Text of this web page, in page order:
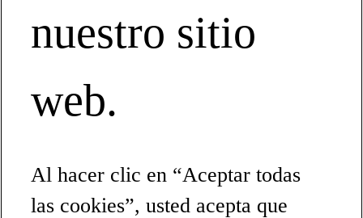
nuestro sitio
web.
Al hacer clic en “Aceptar todas
las cookies”, usted acepta que